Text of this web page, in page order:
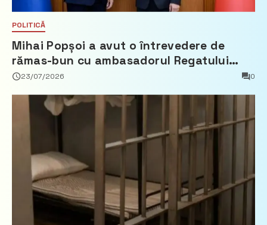
POLITICĂ
Mihai Popșoi a avut o întrevedere de
rămas-bun cu ambasadorul Regatului
Țărilor de Jos, Fred Duijn
23/07/2026 0